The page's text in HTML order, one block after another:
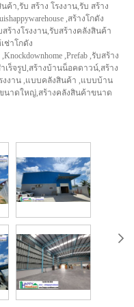
ค้า,รับ สร้าง โรงงาน,รับ สร้าง
,สร้างโกดัง
ร้างโรงงาน,รับสร้างคลังสินค้า
ช่าโกดัง
,Prefab ,รับสร้าง
เร็จรูป,สร้างบ้านน็อคดาวน์,สร้าง
งาน ,แบบคลังสินค้า ,แบบบ้าน
นาดใหญ่,สร้างคลังสินค้าขนาด